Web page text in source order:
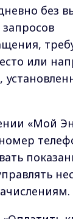
без
или
«Мой